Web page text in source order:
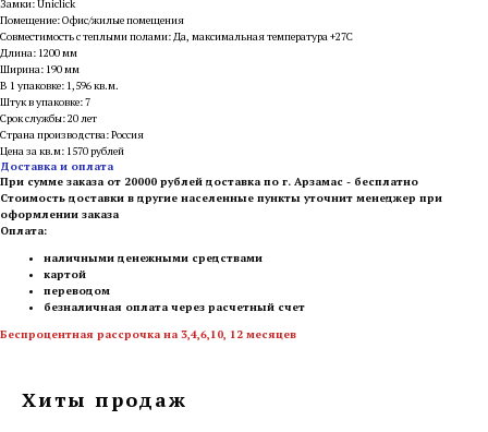
Замки: Uniclick
Помещение: Офис/жилые помещения
Совместимость с теплыми полами: Да, максимальная температура +27С
Длина: 1200 мм
Ширина: 190 мм
В 1 упаковке: 1,596 кв.м.
Штук в упаковке: 7
Срок службы: 20 лет
Страна производства: Россия
Цена за кв.м: 1570 рублей
Доставка и оплата
При сумме заказа от 20000 рублей доставка по г. Арзамас - бесплатно
Стоимость доставки в другие населенные пункты уточнит менеджер при
оформлении заказа
Оплата:
наличными денежными средствами
картой
переводом
безналичная оплата через расчетный счет
Беспроцентная рассрочка на 3,4,6,10, 12 месяцев
Хиты продаж